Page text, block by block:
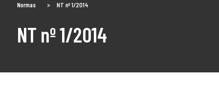
Normas
> NT nº 1/2014
NT nº 1/2014